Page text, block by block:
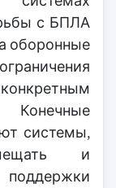
с БПЛА
оборонные
системы,
и